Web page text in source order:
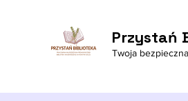
Przystań
Twoja